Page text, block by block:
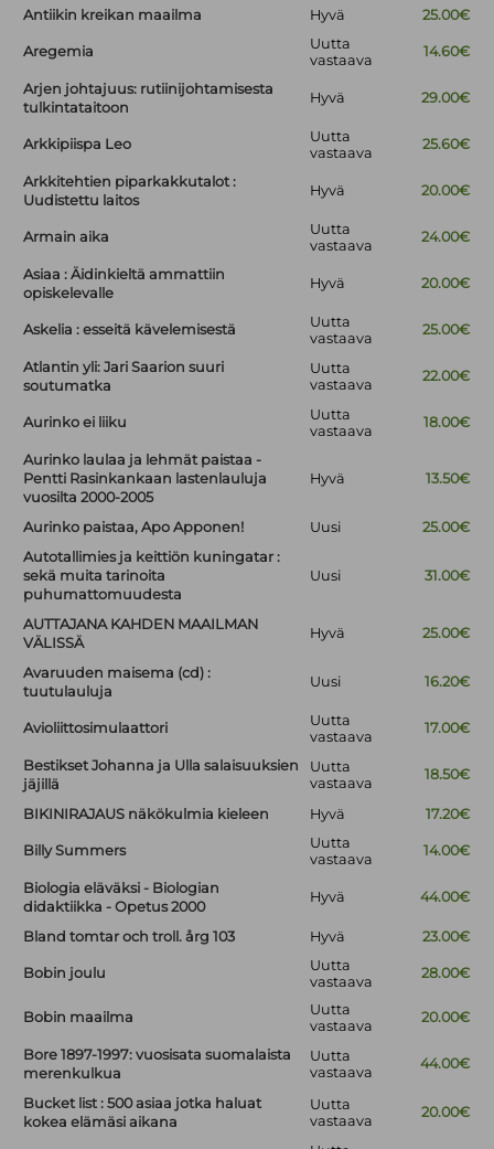
Antiikin kreikan maailma Hyvä 25.00€
Aregemia
Uutta
vastaava
14.60€
Arjen johtajuus: rutiinijohtamisesta
tulkintataitoon
Hyvä 29.00€
Arkkipiispa Leo
Uutta
vastaava
25.60€
Arkkitehtien piparkakkutalot :
Uudistettu laitos
Hyvä 20.00€
Armain aika
Uutta
vastaava
24.00€
Asiaa : Äidinkieltä ammattiin
opiskelevalle
Hyvä 20.00€
Askelia : esseitä kävelemisestä
Uutta
vastaava
25.00€
Atlantin yli: Jari Saarion suuri
soutumatka
Uutta
vastaava
22.00€
Aurinko ei liiku
Uutta
vastaava
18.00€
Aurinko laulaa ja lehmät paistaa -
Pentti Rasinkankaan lastenlauluja
vuosilta 2000-2005
Hyvä 13.50€
Aurinko paistaa, Apo Apponen! Uusi
25.00€
Autotallimies ja keittiön kuningatar :
sekä muita tarinoita
puhumattomuudesta
Uusi 31.00€
AUTTAJANA KAHDEN MAAILMAN
VÄLISSÄ
Hyvä 25.00€
Avaruuden maisema (cd) :
tuutulauluja
Uusi 16.20€
Avioliittosimulaattori
Uutta
vastaava
17.00€
Bestikset Johanna ja Ulla salaisuuksien
jäjillä
Uutta
vastaava
18.50€
BIKINIRAJAUS näkökulmia kieleen Hyvä 17.20€
Billy Summers
Uutta
vastaava
14.00€
Biologia eläväksi - Biologian
didaktiikka - Opetus 2000
Hyvä 44.00€
Bland tomtar och troll. årg 103 Hyvä 23.00€
Bobin joulu
Uutta
vastaava
28.00€
Bobin maailma
Uutta
vastaava
20.00€
Bore 1897-1997: vuosisata suomalaista
merenkulkua
Uutta
vastaava
44.00€
Bucket list : 500 asiaa jotka haluat
kokea elämäsi aikana
Uutta
vastaava
20.00€